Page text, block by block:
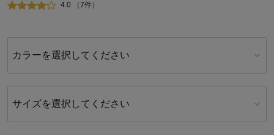
4.0 （7件）
カラーを選択してください
サイズを選択してください